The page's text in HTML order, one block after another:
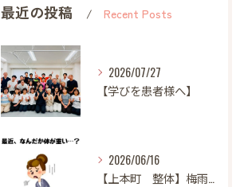
最近の投稿 Recent Posts
2026/07/27
【学びを患者様へ】
2026/06/16
【上本町 整体】梅雨になると体調が悪くなる方へ